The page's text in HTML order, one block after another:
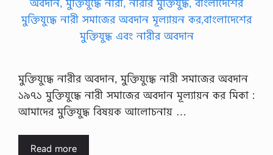
মুক্তিযুদ্ধে নারীর অবদান, মুক্তিযুদ্ধে নারী সমাজের অবদান
১৯৭১ মুক্তিযুদ্ধে নারী সমাজের অবদান মূল্যায়ন কর মিকা :
আমাদের মুক্তিযুদ্ধ বিষয়ক আলোচনায় …
Read more